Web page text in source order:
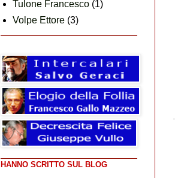
Tulone Francesco (1)
Volpe Ettore (3)
HANNO SCRITTO SUL BLOG